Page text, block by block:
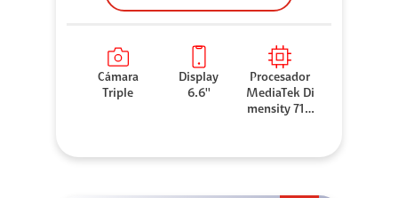
Cámara
Triple
Display
6.6''
Procesador
MediaTek Di
mensity 710